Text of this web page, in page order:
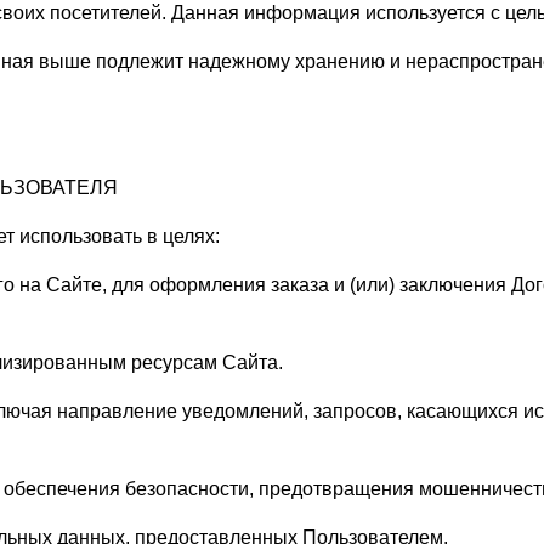
посетителей. Данная информация используется с
выше подлежит надежному хранению и
использовать в целях:
на Сайте, для оформления заказа и (или) заключения
ресурсам Сайта.
направление уведомлений, запросов, касающихся
безопасности, предотвращения
данных, предоставленных Пользователем.